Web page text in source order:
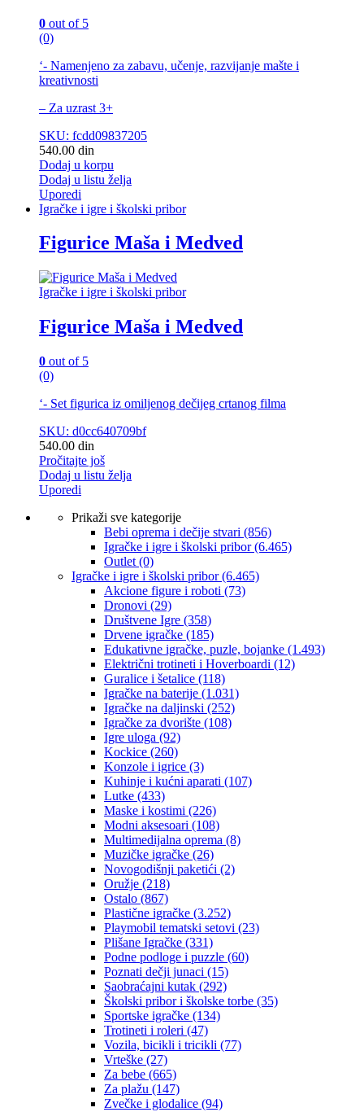
0 out of 5
(0)
‘- Namenjeno za zabavu, učenje, razvijanje mašte i
kreativnosti
– Za uzrast 3+
SKU: fcdd09837205
540.00 din
Dodaj u korpu
Dodaj u listu želja
Uporedi
Igračke i igre i školski pribor
Figurice Maša i Medved
Igračke i igre i školski pribor
Figurice Maša i Medved
0 out of 5
(0)
‘- Set figurica iz omiljenog dečijeg crtanog filma
SKU: d0cc640709bf
540.00 din
Pročitajte još
Dodaj u listu želja
Uporedi
Prikaži sve kategorije
Bebi oprema i dečije stvari (856)
Igračke i igre i školski pribor(6.465)
Outlet (0)
Igračke i igre i školski pribor(6.465)
Akcione figure i roboti (73)
Dronovi (29)
Društvene Igre (358)
Drvene igračke (185)
Edukativne igračke, puzle, bojanke (1.493)
Električni trotineti i Hoverboardi (12)
Guralice i šetalice (118)
Igračke na baterije (1.031)
Igračke na daljinski (252)
‎Igračke za dvorište (108)
Igre uloga (92)
Kockice (260)
Konzole i igrice (3)
Kuhinje i kućni aparati (107)
Lutke (433)
Maske i kostimi (226)
Modni aksesoari (108)
Multimedijalna oprema (8)
Muzičke igračke (26)
Novogodišnji paketići (2)
Oružje (218)
Ostalo (867)
Plastične igračke (3.252)
Playmobil tematski setovi (23)
Plišane Igračke (331)
Podne podloge i puzzle (60)
Poznati dečji junaci (15)
Saobraćajni kutak (292)
Školski pribor i školske torbe (35)
Sportske igračke (134)
Trotineti i roleri (47)
Vozila, bicikli i tricikli (77)
Vrteške (27)
Za bebe (665)
Za plažu (147)
Zvečke i glodalice (94)